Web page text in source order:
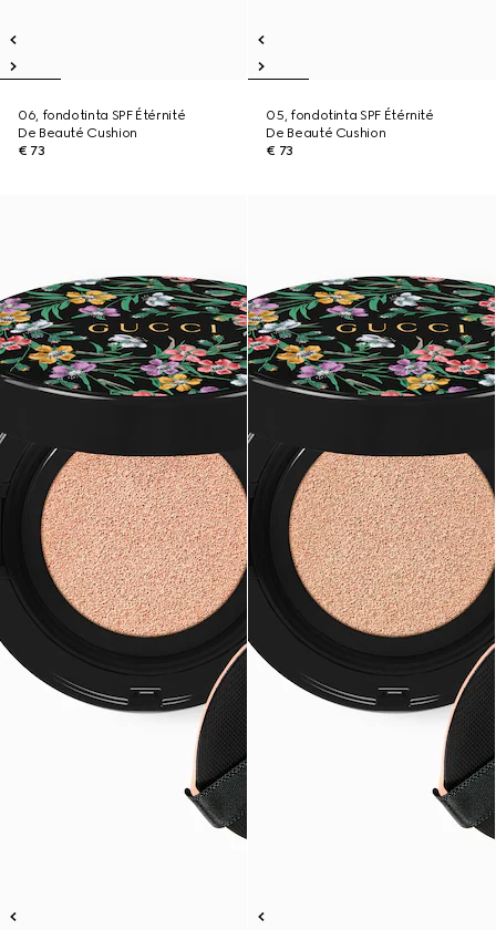
06, fondotinta SPF Étérnité
De Beauté Cushion
€ 73
05, fondotinta SPF Étérnité
De Beauté Cushion
€ 73